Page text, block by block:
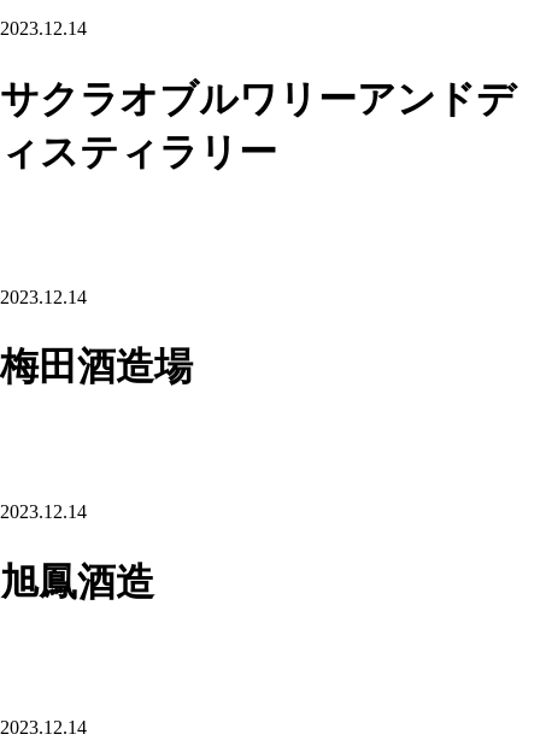
2023.12.14
サクラオブルワリーアンドデ
ィスティラリー
2023.12.14
梅田酒造場
2023.12.14
旭鳳酒造
2023.12.14